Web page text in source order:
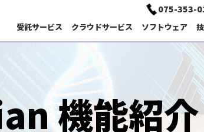
075-353-
受託サービス
受託開発（プログラム作成）
クラウドサービス ソフトウェア
分子動力学
HPC・Deep Learning・AI サポート
サイエンスクラウド
機能紹介